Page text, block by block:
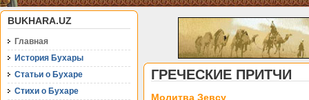
BUKHARA.UZ
Главная
История Бухары
Статьи о Бухаре
Стихи о Бухаре
ГРЕЧЕСКИЕ ПРИТЧИ
Молитва Зевсу